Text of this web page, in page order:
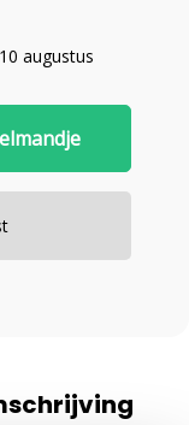
augustus